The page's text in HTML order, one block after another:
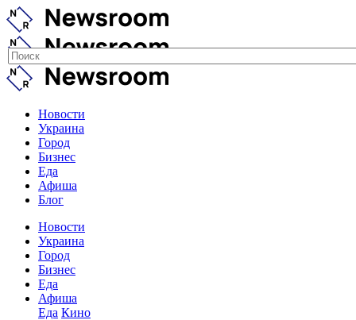
Новости
Украина
Город
Бизнес
Еда
Афиша
Блог
Новости
Украина
Город
Бизнес
Еда
Афиша
Еда Кино